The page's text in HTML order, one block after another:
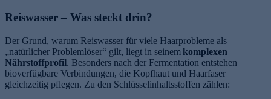
Reiswasser – Was steckt drin?
Der Grund, warum Reiswasser für viele Haarprobleme als
„natürlicher Problemlöser“ gilt, liegt in seinem komplexen
Nährstoffprofil. Besonders nach der Fermentation entstehen
bioverfügbare Verbindungen, die Kopfhaut und Haarfaser
gleichzeitig pflegen. Zu den Schlüsselinhaltsstoffen zählen: